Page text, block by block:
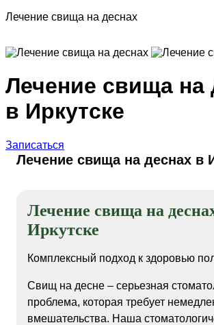
Лечение свища на деснах
Лечение свища на
в Иркутске
Записаться
Лечение свища на деснах в
Лечение свища на
Иркутске
Комплексный подход к здоровью
Свищ на десне – серьезная
проблема, которая требует
вмешательства. Наша